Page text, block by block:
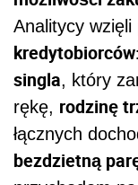
Analitycy
singla, który
rękę, rodzinę
łącznych
bezdzietną